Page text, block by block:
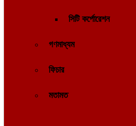
সিটি কর্পোরেশন
গণমাধ্যম
ফিচার
মতামত